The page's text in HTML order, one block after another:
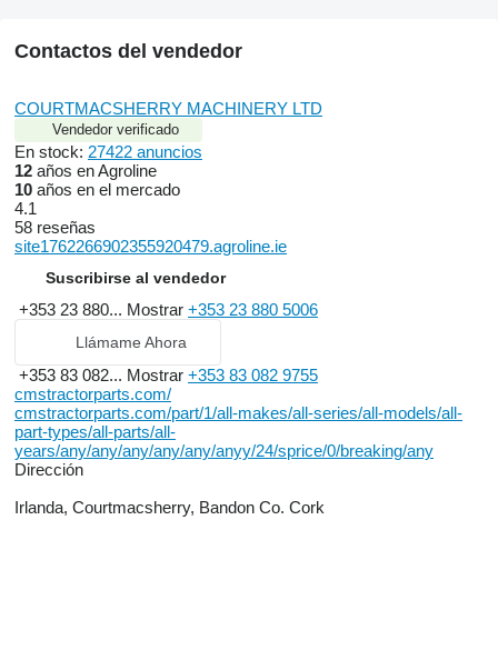
Contactos del vendedor
COURTMACSHERRY MACHINERY LTD
Vendedor verificado
En stock: 27422 anuncios
12 años en Agroline
10 años en el mercado
4.1
58 reseñas
site1762266902355920479.agroline.ie
Suscribirse al vendedor
+353 23 880... Mostrar +353 23 880 5006
Llámame Ahora
+353 83 082... Mostrar +353 83 082 9755
cmstractorparts.com/
cmstractorparts.com/part/1/all-makes/all-series/all-models/all-
part-types/all-parts/all-
years/any/any/any/any/any/anyy/24/sprice/0/breaking/any
Dirección
Irlanda, Courtmacsherry, Bandon Co. Cork